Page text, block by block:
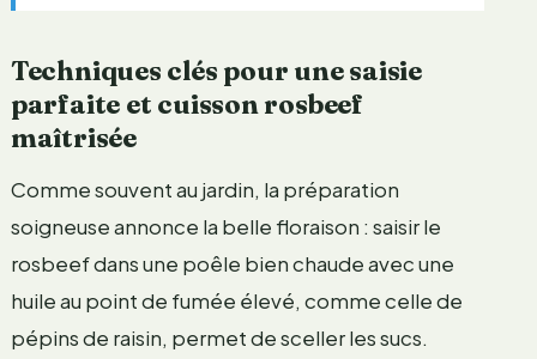
Techniques clés pour une saisie
parfaite et cuisson rosbeef
maîtrisée
Comme souvent au jardin, la préparation
soigneuse annonce la belle floraison : saisir le
rosbeef dans une poêle bien chaude avec une
huile au point de fumée élevé, comme celle de
pépins de raisin, permet de sceller les sucs.